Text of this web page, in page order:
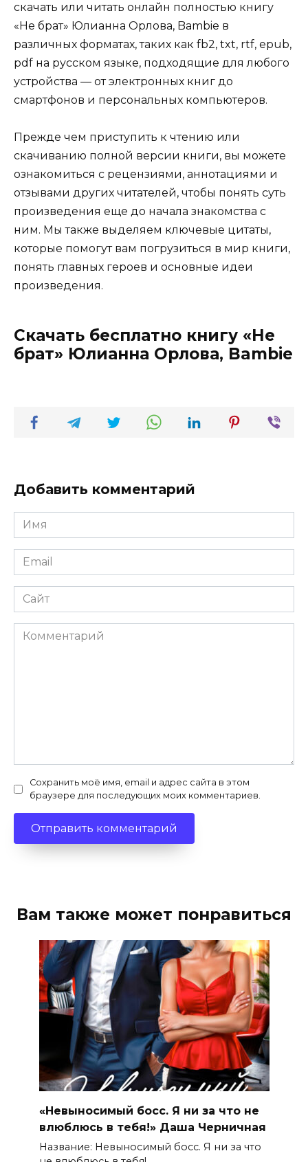
скачать или читать онлайн полностью книгу
«Не брат» Юлианна Орлова, Bambie в
различных форматах, таких как fb2, txt, rtf, epub,
pdf на русском языке, подходящие для любого
устройства — от электронных книг до
смартфонов и персональных компьютеров.
Прежде чем приступить к чтению или
скачиванию полной версии книги, вы можете
ознакомиться с рецензиями, аннотациями и
отзывами других читателей, чтобы понять суть
произведения еще до начала знакомства с
ним. Мы также выделяем ключевые цитаты,
которые помогут вам погрузиться в мир книги,
понять главных героев и основные идеи
произведения.
Скачать бесплатно книгу «Не
брат» Юлианна Орлова, Bambie
Добавить комментарий
Имя
*
Email
*
Сайт
Комментарий
Сохранить моё имя, email и адрес сайта в этом
браузере для последующих моих комментариев.
Вам также может понравиться
«Невыносимый босс. Я ни за что не
влюблюсь в тебя!» Даша Черничная
Название: Невыносимый босс. Я ни за что